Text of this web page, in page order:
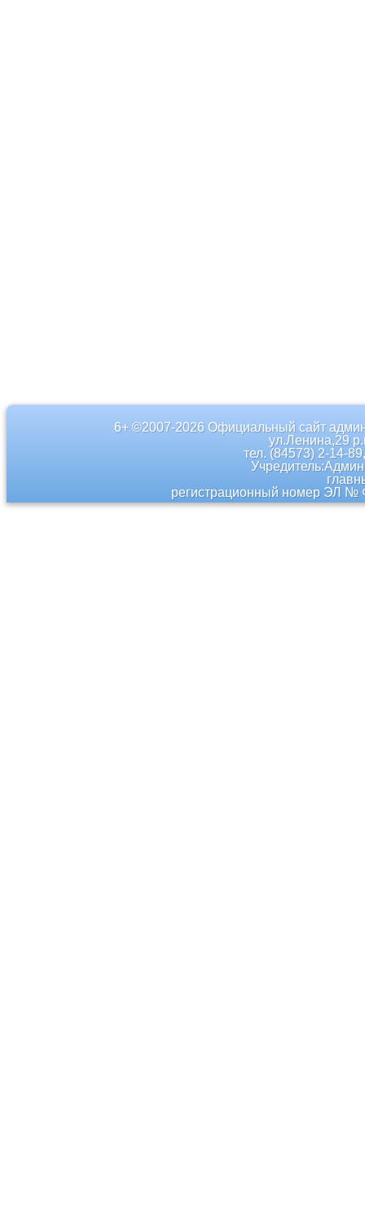
6+ ©2007-2026 Официальный сайт
ул.Ленина,29
тел. (84573) 2-14-
регистрационный номер ЭЛ №